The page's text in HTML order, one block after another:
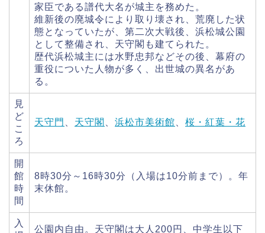
家臣である譜代大名が城主を務めた。
維新後の廃城令により取り壊され、荒廃した状
態となっていたが、第二次大戦後、浜松城公園
として整備され、天守閣も建てられた。
歴代浜松城主には水野忠邦などその後、幕府の
重役についた人物が多く、出世城の異名があ
る。
見
ど
こ
ろ
天守門 天守閣 浜松市美術館 桜・紅葉・花
開
館
時
間
8時30分～16時30分（入場は10分前まで）。年
末休館。
入
公園内自由。天守閣は大人200円、中学生以下